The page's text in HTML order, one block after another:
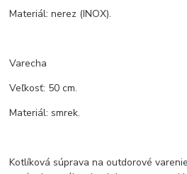
Materiál: nerez (INOX).
Varecha
Veľkosť: 50 cm.
Materiál: smrek.
Kotlíková súprava na outdorové